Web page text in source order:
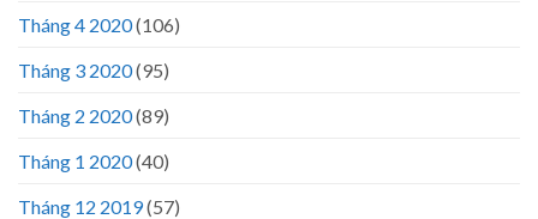
Tháng 4 2020(106)
Tháng 3 2020(95)
Tháng 2 2020(89)
Tháng 1 2020(40)
Tháng 12 2019(57)